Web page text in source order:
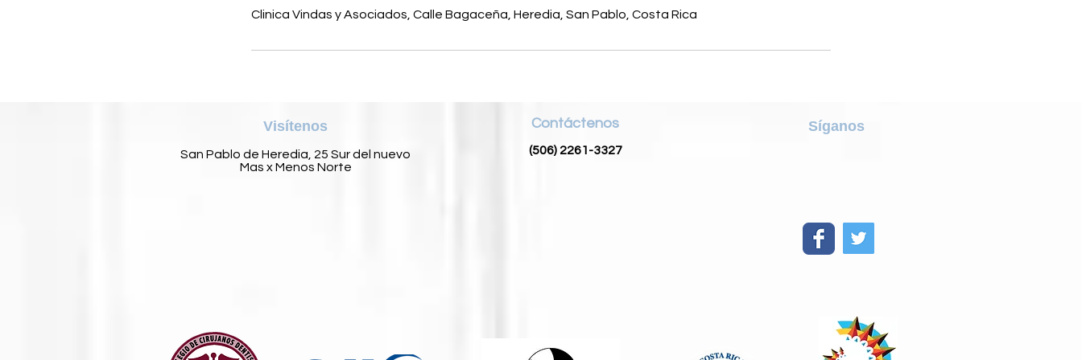
Clinica Vindas y Asociados, Calle Bagaceña, Heredia, San Pablo, Costa Rica
Visítenos
San Pablo de Heredia, 25 Sur del nuevo
Mas x Menos Norte
Contáctenos
(506) 2261-3327
Síganos